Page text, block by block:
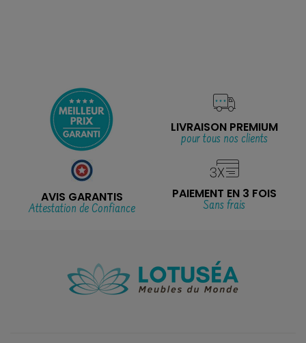
LIVRAISON PREMIUM
pour tous nos clients
AVIS GARANTIS
Attestation de Confiance
PAIEMENT EN 3 FOIS
Sans frais